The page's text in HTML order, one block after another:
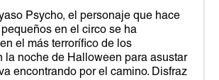
Psycho, el personaje que hace
en el circo se ha
el más terrorífico de los
la noche de Halloween para asustar
encontrando por el camino. Disfraz